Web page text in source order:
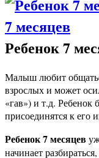
Ребенок 7
Малыш любит
взрослых и может
«гав») и т.д. Ребенок
присоединятся к его
Ребенок 7 месяцев
начинает